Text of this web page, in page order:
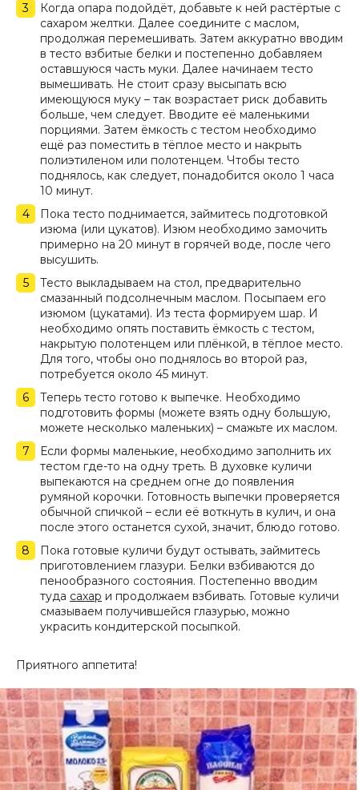
Когда опара подойдёт, добавьте к ней растёртые с
сахаром желтки. Далее соедините с маслом,
продолжая перемешивать. Затем аккуратно вводим
в тесто взбитые белки и постепенно добавляем
оставшуюся часть муки. Далее начинаем тесто
вымешивать. Не стоит сразу высыпать всю
имеющуюся муку – так возрастает риск добавить
больше, чем следует. Вводите её маленькими
порциями. Затем ёмкость с тестом необходимо
ещё раз поместить в тёплое место и накрыть
полиэтиленом или полотенцем. Чтобы тесто
поднялось, как следует, понадобится около 1 часа
10 минут.
Пока тесто поднимается, займитесь подготовкой
изюма (или цукатов). Изюм необходимо замочить
примерно на 20 минут в горячей воде, после чего
высушить.
Тесто выкладываем на стол, предварительно
смазанный подсолнечным маслом. Посыпаем его
изюмом (цукатами). Из теста формируем шар. И
необходимо опять поставить ёмкость с тестом,
накрытую полотенцем или плёнкой, в тёплое место.
Для того, чтобы оно поднялось во второй раз,
потребуется около 45 минут.
Теперь тесто готово к выпечке. Необходимо
подготовить формы (можете взять одну большую,
можете несколько маленьких) – смажьте их маслом.
Если формы маленькие, необходимо заполнить их
тестом где-то на одну треть. В духовке куличи
выпекаются на среднем огне до появления
румяной корочки. Готовность выпечки проверяется
обычной спичкой – если её воткнуть в кулич, и она
после этого останется сухой, значит, блюдо готово.
Пока готовые куличи будут остывать, займитесь
приготовлением глазури. Белки взбиваются до
пенообразного состояния. Постепенно вводим
туда сахар и продолжаем взбивать. Готовые куличи
смазываем получившейся глазурью, можно
украсить кондитерской посыпкой.
Приятного аппетита!